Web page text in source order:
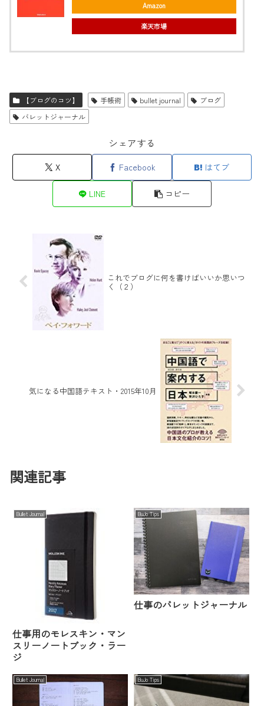
Amazon
楽天市場
【ブログのコツ】 手帳術 bullet journal
ブログ
バレットジャーナル
シェアする
X Facebook はてブ
LINE コピー
これでブログに何を書けばいいか思いつ
く（２）
気になる中国語テキスト・2015年10月
関連記事
Bullet Journal
仕事用のモレスキン・マン
スリーノートブック・ラー
ジ
BuJo Tips
仕事のバレットジャーナル
Bullet Journal BuJo Tips